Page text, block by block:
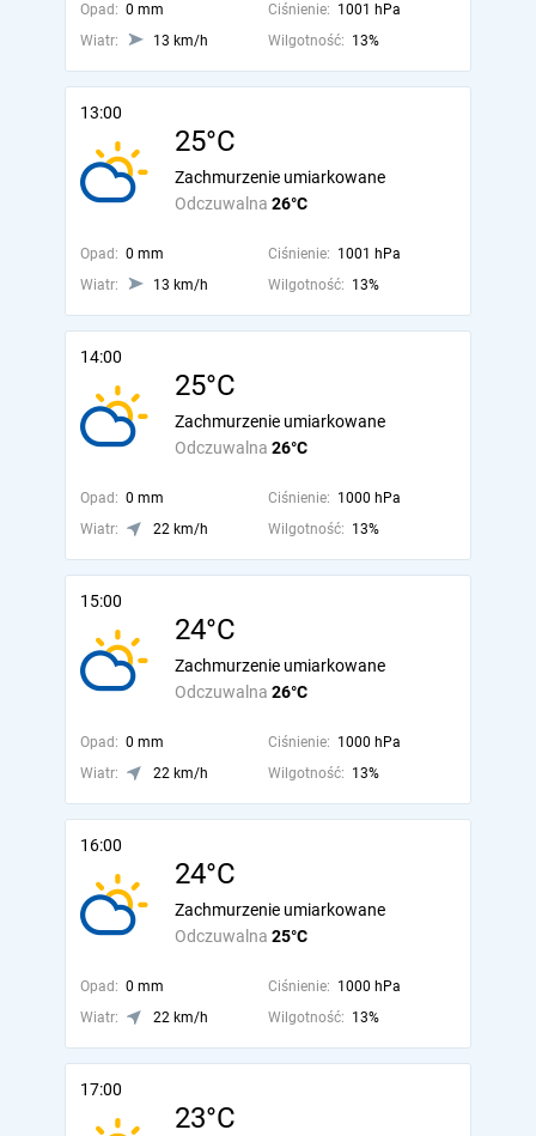
Opad: 0 mm Ciśnienie: 1001 hPa
Wiatr:
13 km/h Wilgotność: 13%
13:00
25°C
Odczuwalna 26°C
Zachmurzenie umiarkowane
Opad: 0 mm Ciśnienie: 1001 hPa
Wiatr:
13 km/h Wilgotność: 13%
14:00
25°C
Odczuwalna 26°C
Zachmurzenie umiarkowane
Opad: 0 mm Ciśnienie: 1000 hPa
Wiatr:
22 km/h Wilgotność: 13%
15:00
24°C
Odczuwalna 26°C
Zachmurzenie umiarkowane
Opad: 0 mm Ciśnienie: 1000 hPa
Wiatr:
22 km/h Wilgotność: 13%
16:00
24°C
Odczuwalna 25°C
Zachmurzenie umiarkowane
Opad: 0 mm Ciśnienie: 1000 hPa
Wiatr:
22 km/h Wilgotność: 13%
17:00
23°C